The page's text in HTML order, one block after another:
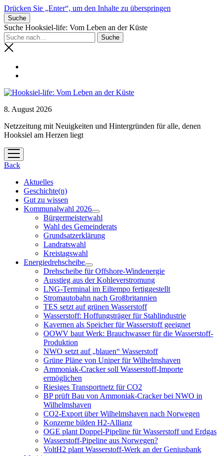
Drücken Sie „Enter“, um den Inhalte zu überspringen
Suche
Suche Hooksiel-life: Vom Leben an der Küste
8. August 2026
Netzzeitung mit Neuigkeiten und Hintergründen für alle, denen
Hooksiel am Herzen liegt
Menü
öffnen
Back
Aktuelles
Geschichte(n)
Gut zu wissen
Kommunalwahl 2026
Menü
öffnen
Bürgermeisterwahl
Wahl des Gemeinderats
Grundsatzerklärung
Landratswahl
Kreistagswahl
Energiedrehscheibe
Menü
öffnen
Drehscheibe für Offshore-Windenergie
Ausstieg aus der Kohleverstromung
LNG-Terminal im Eiltempo fertiggestellt
Stromautobahn nach Großbritannien
TES setzt auf grünen Wasserstoff
Wasserstoff: Hoffungsträger für Stahlindustrie
Kavernen als Speicher für Wasserstoff geeignet
OOWV baut Werk: Brauchwasser für die Wasserstoff-
Produktion
NWO setzt auf „blauen“ Wasserstoff
Grüne Pläne von Uniper für Wilhelmshaven
Ammoniak-Cracker soll Wasserstoff-Importe
ermöglichen
Riesiges Transportnetz für CO2
BP prüft Bau von Ammoniak-Cracker bei NWO in
Wilhelmshaven
CO2-Export über Wilhelmshaven nach Norwegen
Konzerne bilden H2-Allianz
OGE plant Doppel-Pipeline für Wasserstoff und Erdgas
Wasserstoff-Pipeline aus Norwegen?
VoltH2 plant Wasserstoff-Werk an der Geniusbank